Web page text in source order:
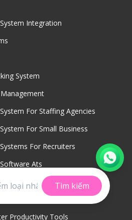
Tìm kiếm
Integration
System
For Staffing Agencies
For Small Business
For Recruiters
Ats
Ats Platform
Software
Productivity Tools